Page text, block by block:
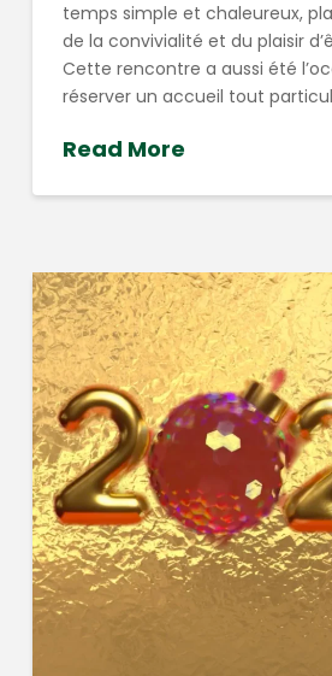
temps simple et chaleureux,
de la convivialité et du plaisir
Cette rencontre a aussi été
réserver un accueil tout
Read More